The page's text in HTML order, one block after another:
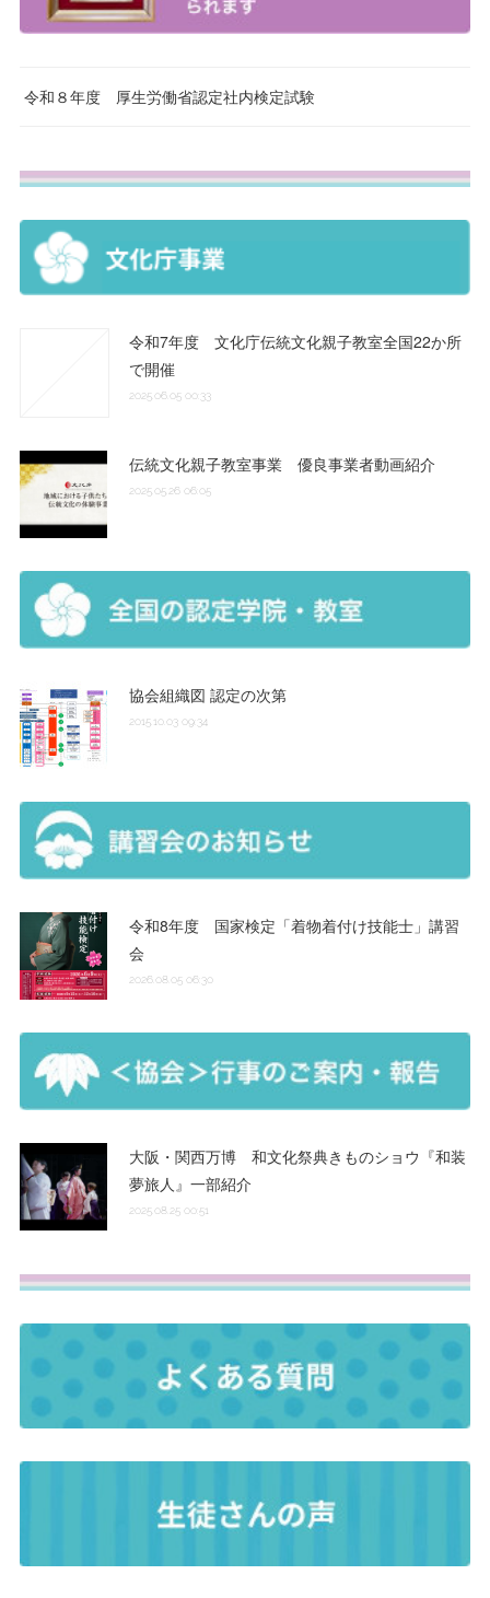
令和８年度 厚生労働省認定社内検定試験
令和7年度 文化庁伝統文化親子教室全国22か所
で開催
2025.06.05 00:33
伝統文化親子教室事業 優良事業者動画紹介
2025.05.26 06:05
協会組織図 認定の次第
2015.10.03 09:34
令和8年度 国家検定「着物着付け技能士」講習
会
2026.08.05 06:30
大阪・関西万博 和文化祭典きものショウ『和装
夢旅人』一部紹介
2025.08.25 00:51